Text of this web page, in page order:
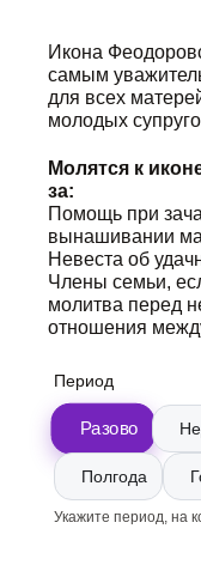
Икона
самым
для всех
молодых
Молятся к
за:
Помощь при
вынашивании
Невеста об
Члены семьи,
молитва перед
отношения
Период
Разово
Полгода
Укажите период, на
Свеча
иконе